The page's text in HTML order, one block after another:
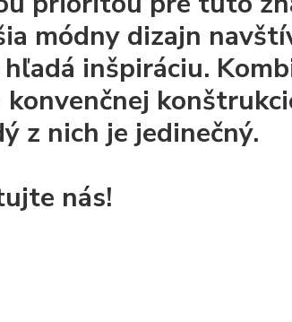
módny dizajn
inšpiráciu.
z nich je jedinečný.
nás!